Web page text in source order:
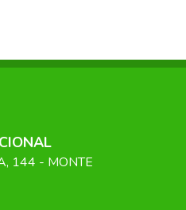
, 144 - MONTE